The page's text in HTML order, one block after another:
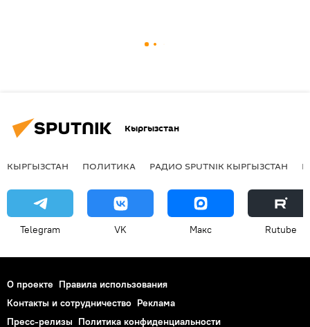
Кыргызстан
КЫРГЫЗСТАН ПОЛИТИКА РАДИО SPUTNIK КЫРГЫЗСТАН
Telegram VK Макс Rutube
О проекте Правила использования
Контакты и сотрудничество Реклама
Пресс-релизы Политика конфиденциальности